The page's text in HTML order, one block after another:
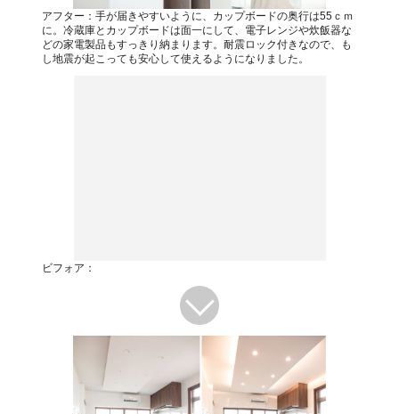
アフター：手が届きやすいように、カップボードの奥行は55ｃｍ
に。冷蔵庫とカップボードは面一にして、電子レンジや炊飯器な
どの家電製品もすっきり納まります。耐震ロック付きなので、も
し地震が起こっても安心して使えるようになりました。
ビフォア：